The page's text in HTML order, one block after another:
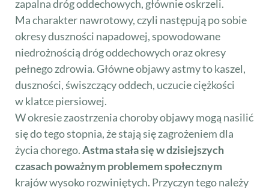
zapalna dróg oddechowych, głównie oskrzeli.
Ma charakter nawrotowy, czyli następują po sobie
okresy duszności napadowej, spowodowane
niedrożnością dróg oddechowych oraz okresy
pełnego zdrowia. Główne objawy astmy to kaszel,
duszności, świszczący oddech, uczucie ciężkości
w klatce piersiowej.
W okresie zaostrzenia choroby objawy mogą nasilić
się do tego stopnia, że stają się zagrożeniem dla
życia chorego.Astma stała się w dzisiejszych
czasach poważnym problemem społecznym
krajów wysoko rozwiniętych. Przyczyn tego należy